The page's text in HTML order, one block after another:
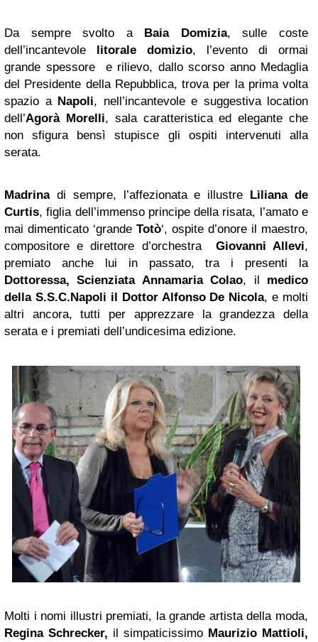
Da sempre svolto a Baia Domizia, sulle coste
dell’incantevole litorale domizio, l’evento di ormai
grande spessore e rilievo, dallo scorso anno Medaglia
del Presidente della Repubblica, trova per la prima volta
spazio a Napoli, nell’incantevole e suggestiva location
dell’Agorà Morelli, sala caratteristica ed elegante che
non sfigura bensì stupisce gli ospiti intervenuti alla
serata.
Madrinadi sempre, l’affezionata e illustre Liliana de
Curtis, figlia dell’immenso principe della risata, l’amato e
mai dimenticato ‘grande Totò‘, ospite d’onore il maestro,
compositore e direttore d’orchestra Giovanni Allevi,
premiato anche lui in passato, tra i presenti la
Dottoressa, Scienziata Annamaria Colao, il medico
della S.S.C.Napoli il Dottor Alfonso De Nicola, e molti
altri ancora, tutti per apprezzare la grandezza della
serata e i premiati dell’undicesima edizione.
Molti i nomi illustri premiati, la grande artista della moda,
Regina Schrecker, il simpaticissimo Maurizio Mattioli,